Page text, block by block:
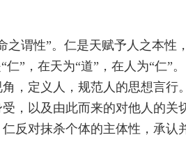
之谓性”。仁是天赋予人之本
仁”，在天为“道”，在人为“仁
，定义人，规范人的思想言
，以及由此而来的对他人的
反对抹杀个体的主体性，承